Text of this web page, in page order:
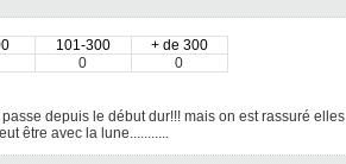
101-300
+ de 300
0
0
depuis le début dur!!! mais on est rassuré elles
être avec la lune...........